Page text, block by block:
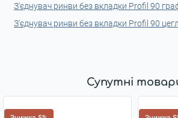
З'єднувач ринви без вкладки Profil 90
З'єднувач ринви без вкладки Profil 90
Супутні